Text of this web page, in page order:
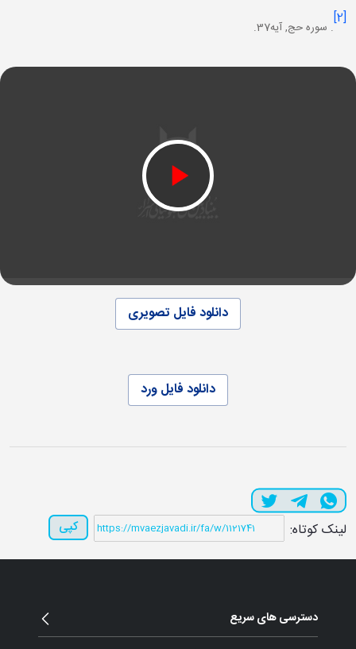
. سوره حج, آيه37.
دانلود فایل تصویری
دانلود فایل ورد
لینک کوتاه: کپی
دسترسی های سریع